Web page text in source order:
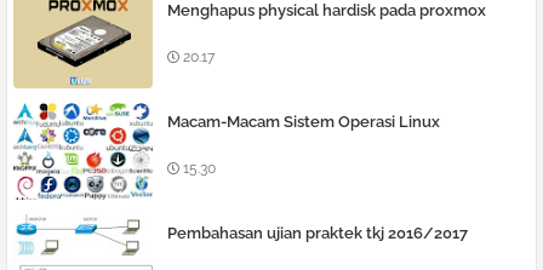
Menghapus physical hardisk pada proxmox
20.17
Macam-Macam Sistem Operasi Linux
15.30
Pembahasan ujian praktek tkj 2016/2017